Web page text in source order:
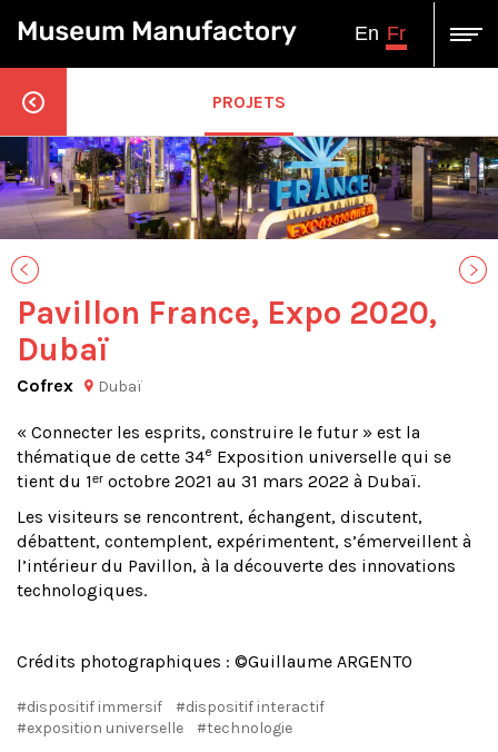
En Fr
PROJETS
Pavillon France, Expo 2020,
Dubaï
Cofrex Dubaï
« Connecter les esprits, construire le futur » est la
thématique de cette 34e Exposition universelle qui se
tient du 1ᵉʳ octobre 2021 au 31 mars 2022 à Dubaï.
Les visiteurs se rencontrent, échangent, discutent,
débattent, contemplent, expérimentent, s’émerveillent à
l’intérieur du Pavillon, à la découverte des innovations
technologiques.
Crédits photographiques : ©Guillaume ARGENTO
#dispositif immersif
#dispositif interactif
#exposition universelle
#technologie